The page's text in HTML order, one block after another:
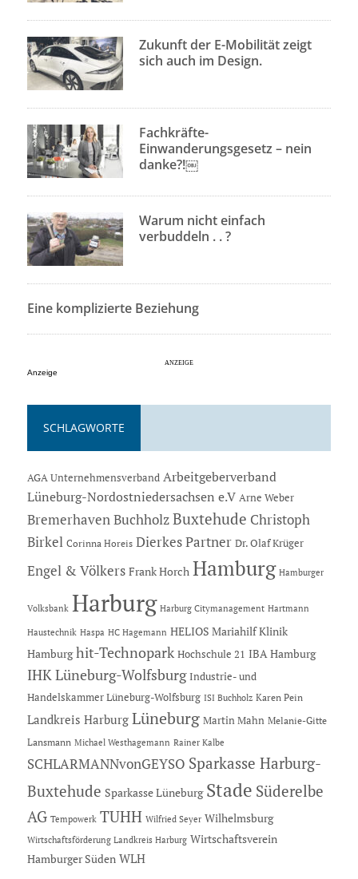
Zukunft der E-Mobilität zeigt
sich auch im Design.
Fachkräfte-
Einwanderungsgesetz – nein
danke?!￼
Warum nicht einfach
verbuddeln . . ?
Eine komplizierte Beziehung
Anzeige
SCHLAGWORTE
AGA Unternehmensverband Arbeitgeberverband
Lüneburg-Nordostniedersachsen e.V Arne Weber
Bremerhaven Buchholz Buxtehude Christoph
Birkel Corinna Horeis Dierkes Partner Dr. Olaf Krüger
Engel & Völkers Frank Horch Hamburg Hamburger
Volksbank Harburg Harburg Citymanagement Hartmann
Haustechnik Haspa HC Hagemann HELIOS Mariahilf Klinik
Hamburg hit-Technopark Hochschule 21 IBA Hamburg
IHK Lüneburg-Wolfsburg Industrie- und
Handelskammer Lüneburg-Wolfsburg ISI Buchholz Karen Pein
Landkreis Harburg Lüneburg Martin Mahn Melanie-Gitte
Lansmann Michael Westhagemann Rainer Kalbe
SCHLARMANNvonGEYSO Sparkasse Harburg-
Buxtehude Sparkasse Lüneburg Stade Süderelbe
AG Tempowerk TUHH Wilfried Seyer Wilhelmsburg
Wirtschaftsförderung Landkreis Harburg Wirtschaftsverein
Hamburger Süden WLH